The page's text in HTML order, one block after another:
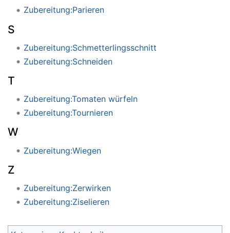
Zubereitung:Parieren
S
Zubereitung:Schmetterlingsschnitt
Zubereitung:Schneiden
T
Zubereitung:Tomaten würfeln
Zubereitung:Tournieren
W
Zubereitung:Wiegen
Z
Zubereitung:Zerwirken
Zubereitung:Ziselieren